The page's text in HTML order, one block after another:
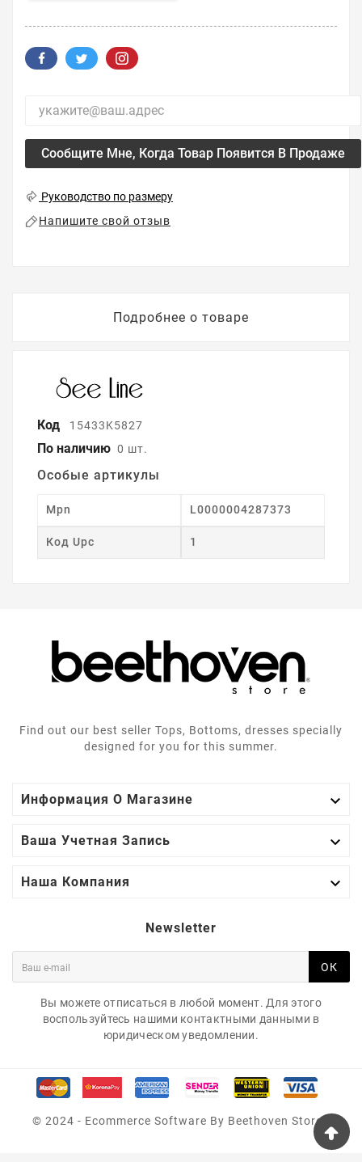
Сообщите Мне, Когда Товар Появится В Продаже
Руководство по размеру
Напишите свой отзыв
Подробнее о товаре
Код 15433K5827
По наличию 0 шт.
Особые артикулы
Mpn L0000004287373
Код Upc 1
Find out our best seller Tops, Bottoms, dresses specially
designed for you for this summer.
Информация О Магазине 
Ваша Учетная Запись 
Наша Компания 
Newsletter
ОК
Вы можете отписаться в любой момент. Для этого
воспользуйтесь нашими контактными данными в
юридическом уведомлении.
© 2024 - Ecommerce Software By Beethoven Store™